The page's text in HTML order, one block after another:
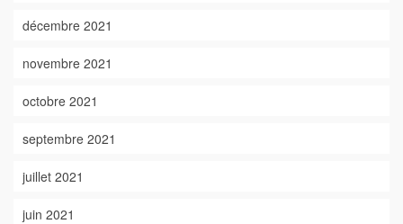
décembre 2021
novembre 2021
octobre 2021
septembre 2021
juillet 2021
juin 2021